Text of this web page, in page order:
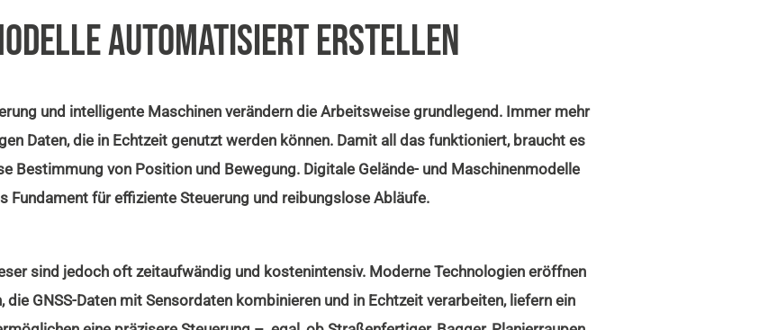
AUTOMATISIERT ERSTELLEN
und intelligente Maschinen verändern die Arbeitsweise grundlegend. Immer mehr
Daten, die in Echtzeit genutzt werden können. Damit all das funktioniert, braucht es
Bestimmung von Position und Bewegung. Digitale Gelände- und Maschinenmodelle
Fundament für effiziente Steuerung und reibungslose Abläufe.
sind jedoch oft zeitaufwändig und kostenintensiv. Moderne Technologien eröffnen
die GNSS-Daten mit Sensordaten kombinieren und in Echtzeit verarbeiten, liefern ein